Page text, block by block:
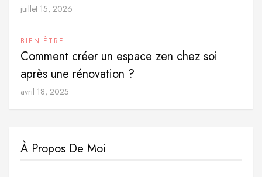
juillet 15, 2026
BIEN-ÊTRE
Comment créer un espace zen chez soi
après une rénovation ?
avril 18, 2025
À Propos De Moi